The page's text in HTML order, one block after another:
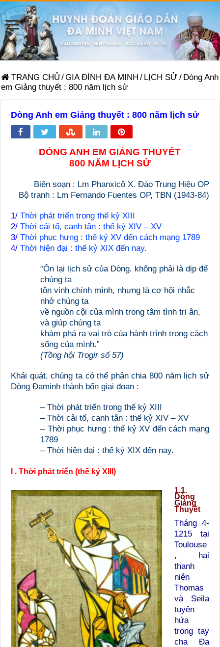
TRANG CHỦ /GIA ĐÌNH ĐA MINH / LỊCH SỬ / Dòng Anh
em Giảng thuyết : 800 năm lịch sử
Dòng Anh em Giảng thuyết : 800 năm lịch sử
DÒNG ANH EM GIẢNG THUYẾT
800 NĂM LỊCH SỬ
Biên soạn : Lm Phanxicô X. Đào Trung Hiệu OP
Bộ tranh : Lm Fernando Fuentes OP, TBN (1943-84)
1/Thời phát triển trong thế kỷ XIII
2/Thời cải tổ, canh tân : thế kỷ XIV – XV
3/Thời phục hưng : thế kỷ XV đến cách mạng 1789
4/Thời hiện đại : thế kỷ XIX đến nay.
“Ôn lại lịch sử của Dòng, không phải là dịp để
chúng ta
tôn vinh chính mình, nhưng là cơ hội nhắc
nhở chúng ta
về nguồn cội của mình trong tâm tình tri ân,
và giúp chúng ta
khám phá ra vai trò của hành trình trong cách
sống của mình.”
(Tồng hội Trogir số 57)
Khái quát, chúng ta có thể phân chia 800 năm lịch sử
Dòng Đaminh thành bốn giai đoạn :
– Thời phát triển trong thế kỷ XIII
– Thời cải tổ, canh tân : thế kỷ XIV – XV
– Thời phục hưng : thế kỷ XV đến cách mạng
1789
– Thời hiện đại : thế kỷ XIX đến nay.
I . Thời phát triển (thế kỷ XIII)
1.1.
Dòng
Giảng
Thuyết
Tháng 4-
1215 tại
Toulouse
, hai
thanh
niên
Thomas
và Seila
tuyên
hứa
trong tay
cha Đa